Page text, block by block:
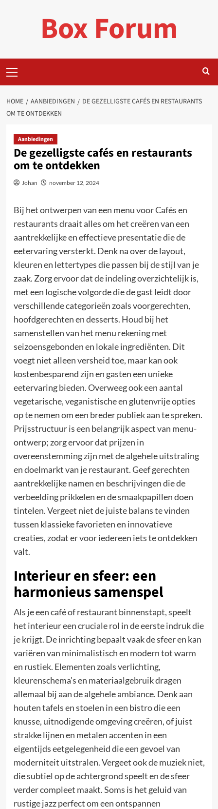
Box Forum
menu
HOME AANBIEDINGEN
DE GEZELLIGSTE CAFÉS EN RESTAURANTS
OM TE ONTDEKKEN
Aanbiedingen
De gezelligste cafés en restaurants
om te ontdekken
Johan november 12, 2024
Bij het ontwerpen van een menu voorCafés en
restaurantsdraait alles om het creëren van een
aantrekkelijke en effectieve presentatie die de
eetervaring versterkt. Denk na over de layout,
kleuren en lettertypes die passen bij de stijl van je
zaak. Zorg ervoor dat de indeling overzichtelijk is,
met een logische volgorde die de gast leidt door
verschillende categorieën zoals voorgerechten,
hoofdgerechten en desserts. Houd bij het
samenstellen van het menu rekening met
seizoensgebonden en lokale ingrediënten. Dit
voegt niet alleen versheid toe, maar kan ook
kostenbesparend zijn en gasten een unieke
eetervaring bieden. Overweeg ook een aantal
vegetarische, veganistische en glutenvrije opties
op te nemen om een breder publiek aan te spreken.
Prijsstructuur is een belangrijk aspect van menu-
ontwerp; zorg ervoor dat prijzen in
overeenstemming zijn met de algehele uitstraling
en doelmarkt van je restaurant. Geef gerechten
aantrekkelijke namen en beschrijvingen die de
verbeelding prikkelen en de smaakpapillen doen
tintelen. Vergeet niet de juiste balans te vinden
tussen klassieke favorieten en innovatieve
creaties, zodat er voor iedereen iets te ontdekken
valt.
Interieur en sfeer: een
harmonieus samenspel
Als je een café of restaurant binnenstapt, speelt
het interieur een cruciale rol in de eerste indruk die
je krijgt. De inrichting bepaalt vaak de sfeer en kan
variëren van minimalistisch en modern tot warm
en rustiek. Elementen zoals verlichting,
kleurenschema’s en materiaalgebruik dragen
allemaal bij aan de algehele ambiance. Denk aan
houten tafels en stoelen in een bistro die een
knusse, uitnodigende omgeving creëren, of juist
strakke lijnen en metalen accenten in een
eigentijds eetgelegenheid die een gevoel van
moderniteit uitstralen. Vergeet ook de muziek niet,
die subtiel op de achtergrond speelt en de sfeer
verder compleet maakt. Soms is het geluid van
rustige jazz perfect om een ontspannen